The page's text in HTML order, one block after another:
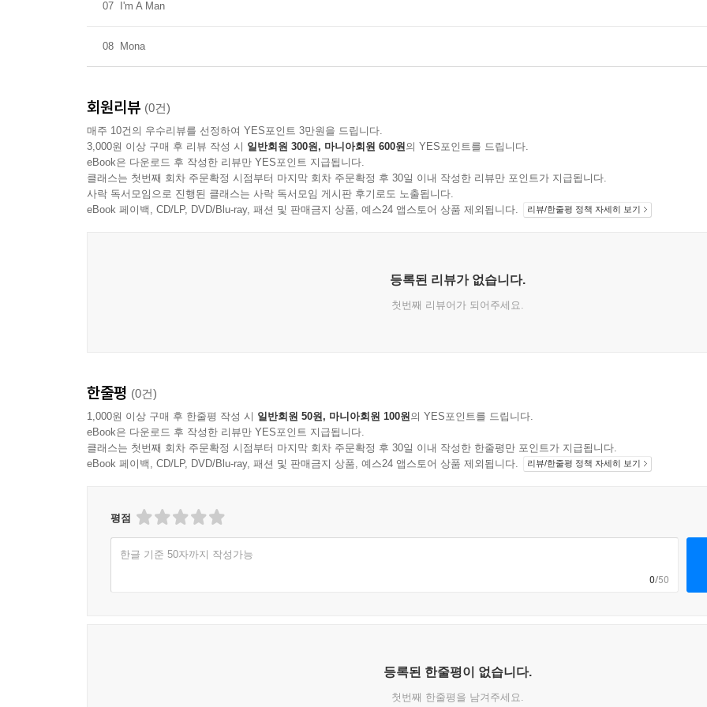
07 I'm A Man
08 Mona
회원리뷰 (0건)
매주 10건의 우수리뷰를 선정하여 YES포인트 3만원을 드립니다.
3,000원 이상 구매 후 리뷰 작성 시 일반회원 300원, 마니아회원 600원의 YES포인트를 드립니다.
eBook은 다운로드 후 작성한 리뷰만 YES포인트 지급됩니다.
클래스는 첫번째 회차 주문확정 시점부터 마지막 회차 주문확정 후 30일 이내 작성한 리뷰만 포인트가 지급됩니다.
사락 독서모임으로 진행된 클래스는 사락 독서모임 게시판 후기로도 노출됩니다.
eBook 페이백, CD/LP, DVD/Blu-ray, 패션 및 판매금지 상품, 예스24 앱스토어 상품 제외됩니다.
리뷰/한줄평 정책 자세히 보기
등록된 리뷰가 없습니다.
첫번째 리뷰어가 되어주세요.
한줄평 (0건)
1,000원 이상 구매 후 한줄평 작성 시 일반회원 50원, 마니아회원 100원의 YES포인트를 드립니다.
eBook은 다운로드 후 작성한 리뷰만 YES포인트 지급됩니다.
클래스는 첫번째 회차 주문확정 시점부터 마지막 회차 주문확정 후 30일 이내 작성한 한줄평만 포인트가 지급됩니다.
eBook 페이백, CD/LP, DVD/Blu-ray, 패션 및 판매금지 상품, 예스24 앱스토어 상품 제외됩니다.
리뷰/한줄평 정책 자세히 보기
평점
한글 기준 50자까지 작성가능
0/50
등록된 한줄평이 없습니다.
첫번째 한줄평을 남겨주세요.